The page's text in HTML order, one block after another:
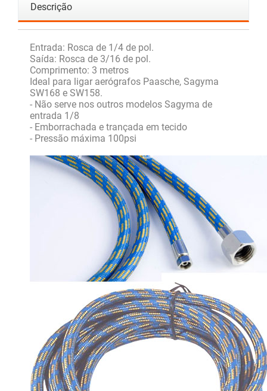
Descrição
Entrada: Rosca de 1/4 de pol.
Saída: Rosca de 3/16 de pol.
Comprimento: 3 metros
Ideal para ligar aerógrafos Paasche, Sagyma
SW168 e SW158.
- Não serve nos outros modelos Sagyma de
entrada 1/8
- Emborrachada e trançada em tecido
- Pressão máxima 100psi